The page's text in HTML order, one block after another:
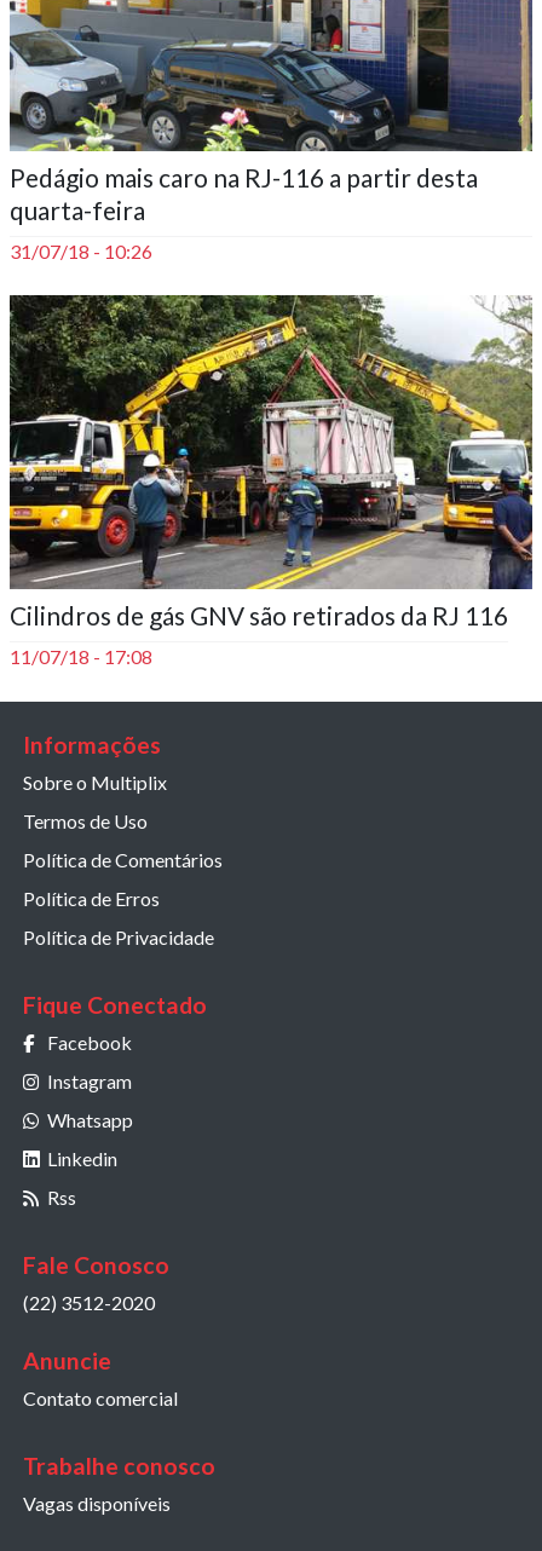
Pedágio mais caro na RJ-116 a partir desta
quarta-feira
31/07/18 - 10:26
Cilindros de gás GNV são retirados da RJ 116
11/07/18 - 17:08
Informações
Sobre o Multiplix
Termos de Uso
Política de Comentários
Política de Erros
Política de Privacidade
Fique Conectado
Facebook
Instagram
Whatsapp
Linkedin
Rss
Fale Conosco
(22) 3512-2020
Anuncie
Contato comercial
Trabalhe conosco
Vagas disponíveis